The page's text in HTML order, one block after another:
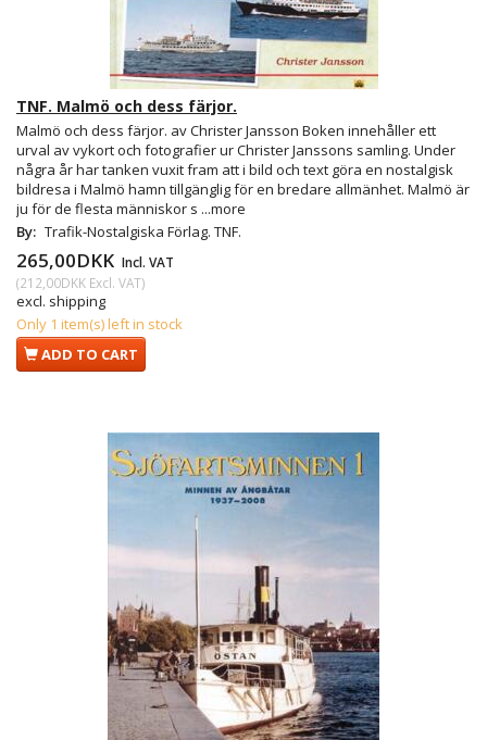
TNF. Malmö och dess färjor.
Malmö och dess färjor. av Christer Jansson Boken innehåller ett
urval av vykort och fotografier ur Christer Janssons samling. Under
några år har tanken vuxit fram att i bild och text göra en nostalgisk
bildresa i Malmö hamn tillgänglig för en bredare allmänhet. Malmö är
ju för de flesta människor s ...more
By: Trafik-Nostalgiska Förlag. TNF.
265,00DKK Incl. VAT
(212,00DKK Excl. VAT)
excl. shipping
Only 1 item(s) left in stock
ADD TO CART